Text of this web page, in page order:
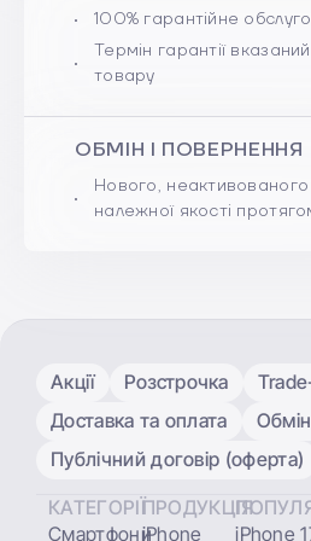
100% гарантійне
Термін гарантії
товару
ОБМІН І ПОВЕРНЕННЯ
Нового,
належної якості
Акції Розстрочка
Доставка та оплата
Публічний договір (оферта)
КАТЕГОРІЇ
Смартфони
ПРОДУКЦІЯ
iPhone
iPhone